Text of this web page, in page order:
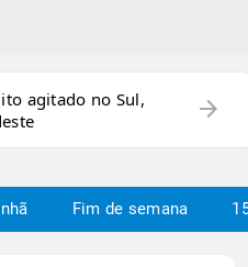
agitado no Sul,
arrow_forward
Fim de semana